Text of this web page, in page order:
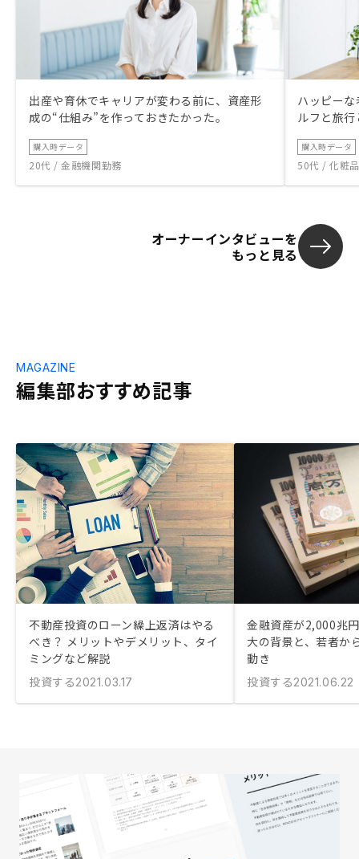
出産や育休でキャリアが変わる前に、資産形
成の“仕組み”を作っておきたかった。
購入時データ
20代 / 金融機関勤務
ハッピー
ルフと旅
購入時データ
50代 / 化粧
オーナーインタビューを
もっと見る
編集部おすすめ記事
MAGAZINE
不動産投資のローン繰上返済はやる
べき？ メリットやデメリット、タイ
ミングなど解説
投資する2021.03.17
金融資産が2,000兆
大の背景と、若者か
動き
投資する2021.06.22